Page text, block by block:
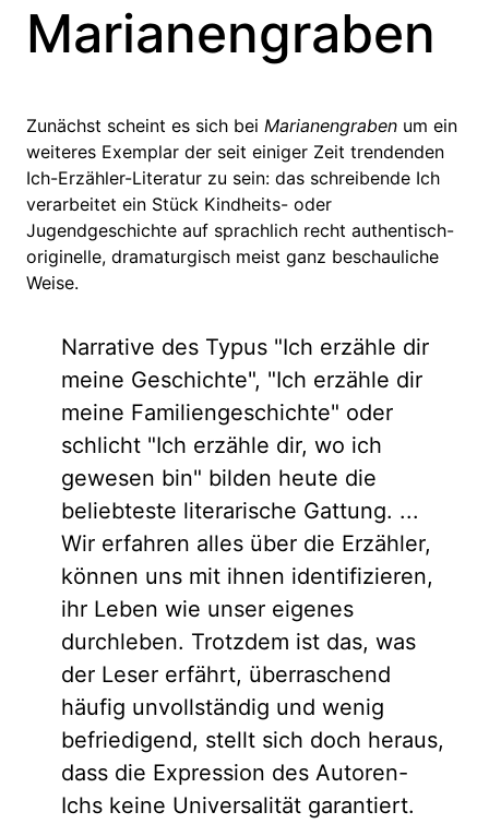
Marianengraben
Zunächst scheint es sich bei Marianengraben um ein
weiteres Exemplar der seit einiger Zeit trendenden
Ich-Erzähler-Literatur zu sein: das schreibende Ich
verarbeitet ein Stück Kindheits- oder
Jugendgeschichte auf sprachlich recht authentisch-
originelle, dramaturgisch meist ganz beschauliche
Weise.
Narrative des Typus "Ich erzähle dir
meine Geschichte", "Ich erzähle dir
meine Familiengeschichte" oder
schlicht "Ich erzähle dir, wo ich
gewesen bin" bilden heute die
beliebteste literarische Gattung. ...
Wir erfahren alles über die Erzähler,
können uns mit ihnen identifizieren,
ihr Leben wie unser eigenes
durchleben. Trotzdem ist das, was
der Leser erfährt, überraschend
häufig unvollständig und wenig
befriedigend, stellt sich doch heraus,
dass die Expression des Autoren-
Ichs keine Universalität garantiert.